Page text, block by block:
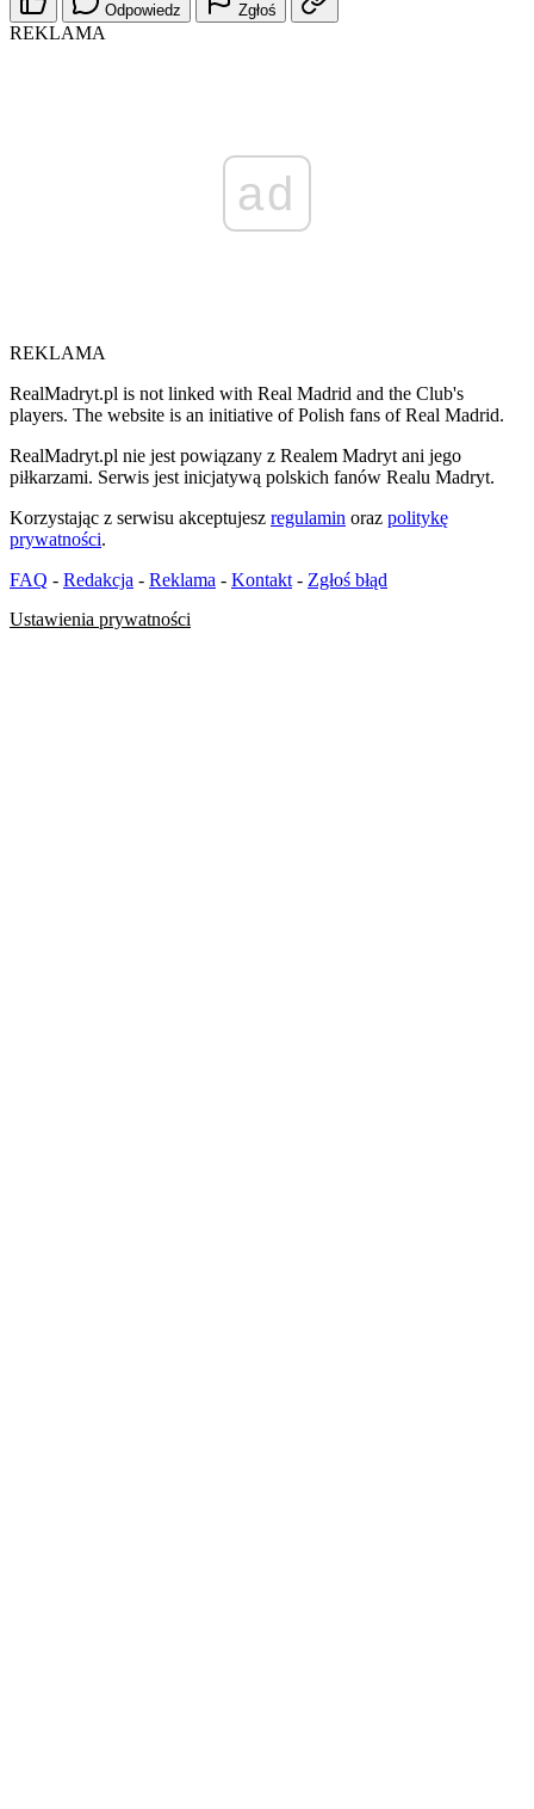
Odpowiedz Zgłoś
REKLAMA
ad
REKLAMA
RealMadryt.pl is not linked with Real Madrid and the Club's
players. The website is an initiative of Polish fans of Real Madrid.
RealMadryt.pl nie jest powiązany z Realem Madryt ani jego
piłkarzami. Serwis jest inicjatywą polskich fanów Realu Madryt.
Korzystając z serwisu akceptujesz regulamin oraz politykę
prywatności.
FAQ - Redakcja - Reklama - Kontakt - Zgłoś błąd
Ustawienia prywatności